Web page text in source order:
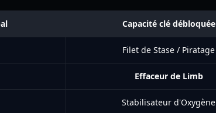
Capacité clé débloquée
Filet de Stase / Piratage
Effaceur de Limb
Stabilisateur d'Oxygène